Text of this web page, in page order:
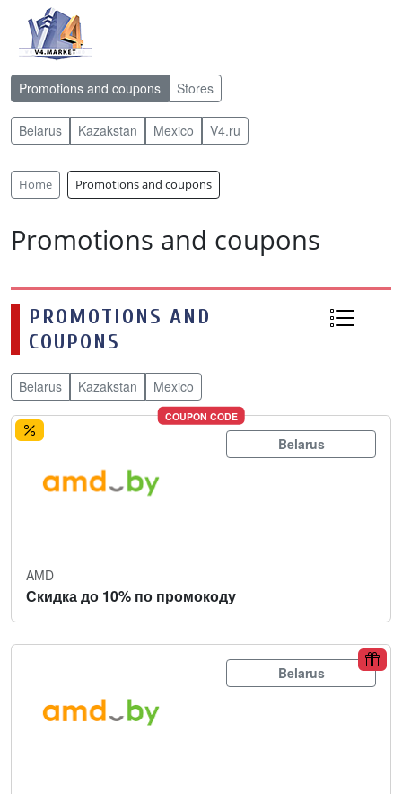
Promotions and coupons Stores
Belarus Kazakstan Mexico V4.ru
Home Promotions and coupons
Promotions and coupons
PROMOTIONS AND
COUPONS
Belarus Kazakstan Mexico
COUPON CODE
Belarus
AMD
Скидка до 10% по промокоду
Belarus